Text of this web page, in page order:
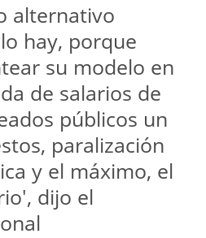
alternativo
hay, porque
su modelo en
de salarios de
públicos un
paralización
y el máximo, el
dijo el